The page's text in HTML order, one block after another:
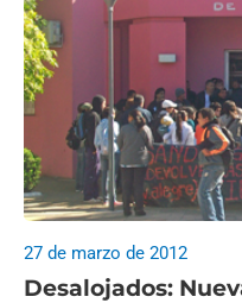
Desalojados:
27 de marzo de 2012